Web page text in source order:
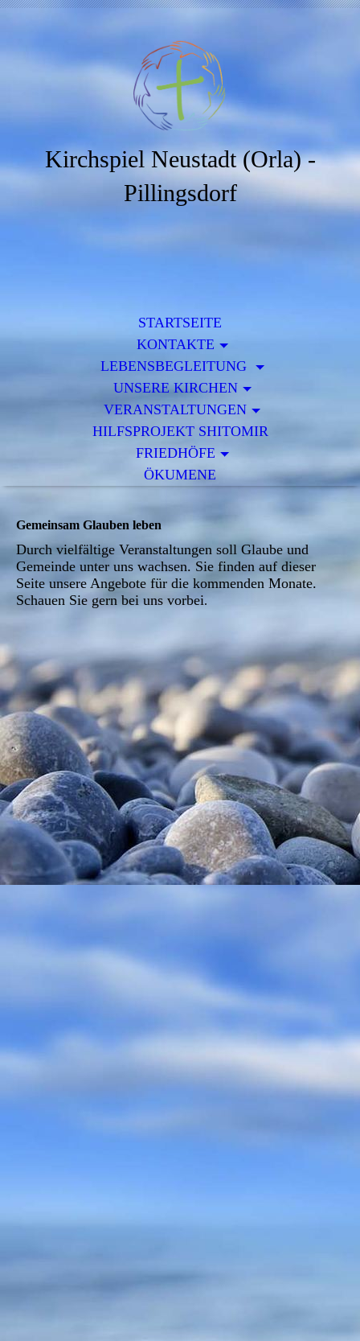
Kirchspiel Neustadt (Orla) -
Pillingsdorf
STARTSEITE
KONTAKTE
LEBENSBEGLEITUNG
UNSERE KIRCHEN
VERANSTALTUNGEN
HILFSPROJEKT SHITOMIR
FRIEDHÖFE
ÖKUMENE
Gemeinsam Glauben leben
Durch vielfältige Veranstaltungen soll Glaube und
Gemeinde unter uns wachsen. Sie finden auf dieser
Seite unsere Angebote für die kommenden Monate.
Schauen Sie gern bei uns vorbei.